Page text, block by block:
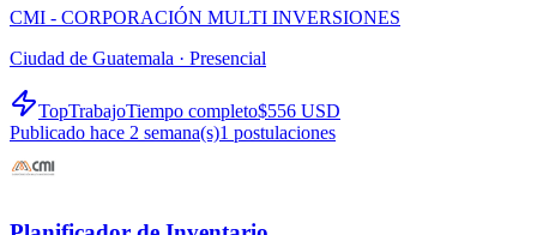
CMI - CORPORACIÓN MULTI INVERSIONES
Ciudad de Guatemala · Presencial
TopTrabajoTiempo completo$556 USD
Publicado hace 2 semana(s)1 postulaciones